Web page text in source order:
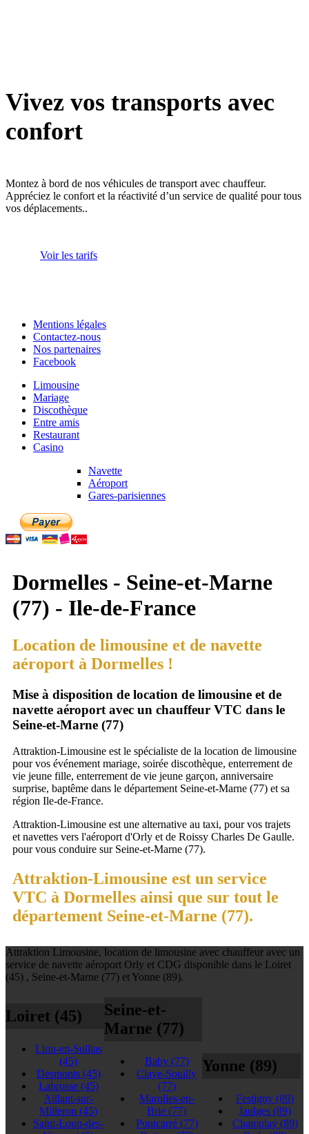
Vivez vos transports avec
confort
Montez à bord de nos véhicules de transport avec chauffeur.
Appréciez le confort et la réactivité d’un service de qualité pour tous
vos déplacements..
Voir les tarifs
Mentions légales
Contactez-nous
Nos partenaires
Facebook
Limousine
Mariage
Discothèque
Entre amis
Restaurant
Casino
Navette
Aéroport
Gares-parisiennes
Dormelles - Seine-et-Marne
(77) - Ile-de-France
Location de limousine et de navette
aéroport à Dormelles !
Mise à disposition de location de limousine et de
navette aéroport avec un chauffeur VTC dans le
Seine-et-Marne (77)
Attraktion-Limousine est le spécialiste de la location de limousine
pour vos événement mariage, soirée discothèque, enterrement de
vie jeune fille, enterrement de vie jeune garçon, anniversaire
surprise, baptême dans le département Seine-et-Marne (77) et sa
région Ile-de-France.
Attraktion-Limousine est une alternative au taxi, pour vos trajets
et navettes vers l'aéroport d'Orly et de Roissy Charles De Gaulle.
pour vous conduire sur Seine-et-Marne (77).
Attraktion-Limousine est un service
VTC à Dormelles ainsi que sur tout le
département Seine-et-Marne (77).
Attraktion Limousine, location de limousine avec chauffeur avec un
service de navette aéroport Orly et CDG disponible dans le Loiret
(45) , Seine-et-Marne (77) et Yonne (89).
Loiret (45)
Lion-en-Sullias
(45)
Desmonts (45)
Labrosse (45)
Aillant-sur-
Milleron(45)
Saint-Loup-des-
Seine-et-
Marne (77)
Baby (77)
Claye-Souilly
(77)
Marolles-en-
Brie(77)
Pontcarré (77)
Yonne (89)
Festigny(89)
Jaulges(89)
Champlay (89)